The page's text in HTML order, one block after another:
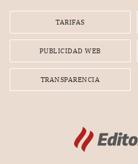
TARIFAS
PUBLICIDAD WEB
TRANSPARENCIA